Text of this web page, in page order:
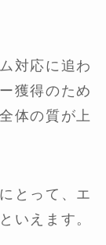
対応に追わ
獲得のため
体の質が上
とって、エ
いえます。